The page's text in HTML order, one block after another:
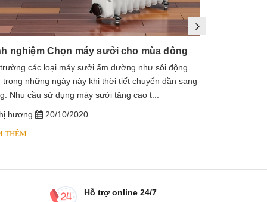
nghiệm Chọn máy sưởi cho mùa đông
các loại máy sưởi ấm dường như sôi động
trong những ngày này khi thời tiết chuyển dần sang
Nhu cầu sử dụng máy sưởi tăng cao t...
hương 20/10/2020
THÊM
Hỗ trợ online 24/7